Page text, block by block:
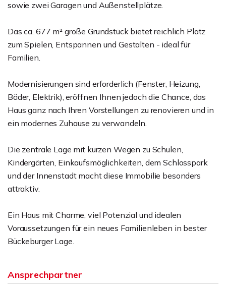
sowie zwei Garagen und Außenstellplätze.
Das ca. 677 m² große Grundstück bietet reichlich Platz
zum Spielen, Entspannen und Gestalten - ideal für
Familien.
Modernisierungen sind erforderlich (Fenster, Heizung,
Bäder, Elektrik), eröffnen Ihnen jedoch die Chance, das
Haus ganz nach Ihren Vorstellungen zu renovieren und in
ein modernes Zuhause zu verwandeln.
Die zentrale Lage mit kurzen Wegen zu Schulen,
Kindergärten, Einkaufsmöglichkeiten, dem Schlosspark
und der Innenstadt macht diese Immobilie besonders
attraktiv.
Ein Haus mit Charme, viel Potenzial und idealen
Voraussetzungen für ein neues Familienleben in bester
Bückeburger Lage.
Ansprechpartner